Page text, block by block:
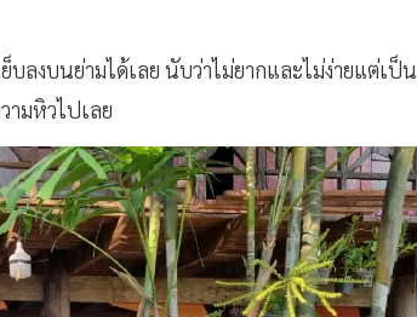
ลงบนย่ามได้เลย นับว่าไม่ยากและไม่ง่ายแต่เป็น
ามหิวไปเลย